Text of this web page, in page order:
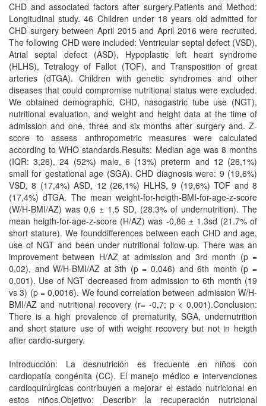
CHD and associated factors after surgery.Patients and Method:
Longitudinal study. 46 Children under 18 years old admitted for
CHD surgery between April 2015 and April 2016 were recruited.
The following CHD were included: Ventricular septal defect (VSD),
Atrial septal defect (ASD), Hypoplastic left heart syndrome
(HLHS), Tetralogy of Fallot (TOF), and Transposition of great
arteries (dTGA). Children with genetic syndromes and other
diseases that could compromise nutritional status were excluded.
We obtained demographic, CHD, nasogastric tube use (NGT),
nutritional evaluation, and weight and height data at the time of
admission and one, three and six months after surgery and. Z-
score to assess anthropometric measures were calculated
according to WHO standards.Results: Median age was 8 months
(IQR: 3,26), 24 (52%) male, 6 (13%) preterm and 12 (26,1%)
small for gestational age (SGA). CHD diagnosis were: 9 (19,6%)
VSD, 8 (17,4%) ASD, 12 (26,1%) HLHS, 9 (19,6%) TOF and 8
(17,4%) dTGA. The mean weight-for-heigth-BMI-for-age-z-score
(W/H-BMI/AZ) was 0,6 ± 1,5 SD, (28.3% of undernutrition). The
mean heigth-for-age-z-score (H/AZ) was -0,86 ± 1.3sd (21.7% of
short stature). We founddifferences between each CHD and age,
use of NGT and been under nutritional follow-up. There was an
improvement between H/AZ at admission and 3rd month (p =
0,02), and W/H-BMI/AZ at 3th (p = 0,046) and 6th month (p =
0,001). Use of NGT decreased from admission to 6th month (19
vs 3) (p = 0,0016). We found correlation between admission W/H-
BMI/AZ and nutritional recovery (r= -0,7; p < 0,001).Conclusion:
There is a high prevalence of prematurity, SGA, undernutrition
and short stature use of with weight recovery but not in heigth
after cardio-surgery.
Introducción: La desnutrición es frecuente en niños con
cardiopatía congénita (CC). El manejo médico e intervenciones
cardioquirúrgicas contribuyen a mejorar el estado nutricional en
estos niños.Objetivo: Describir la recuperación nutricional